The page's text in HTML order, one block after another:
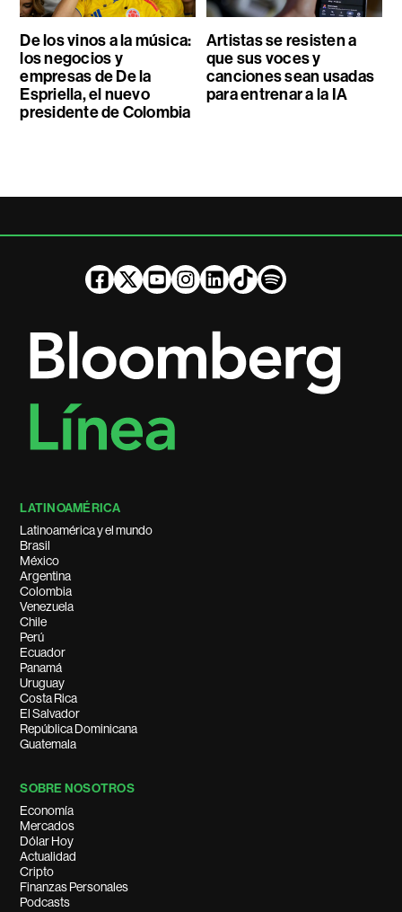
De los vinos a la música:
los negocios y
empresas de De la
Espriella, el nuevo
presidente de Colombia
Artistas se resisten a
que sus voces y
canciones sean usadas
para entrenar a la IA
LATINOAMÉRICA
Latinoamérica y el mundo
Brasil
México
Argentina
Colombia
Venezuela
Chile
Perú
Ecuador
Panamá
Uruguay
Costa Rica
El Salvador
República Dominicana
Guatemala
SOBRE NOSOTROS
Economía
Mercados
Dólar Hoy
Actualidad
Cripto
Finanzas Personales
Podcasts